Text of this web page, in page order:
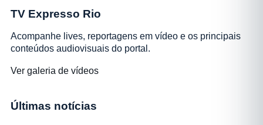
TV Expresso Rio
Acompanhe lives, reportagens em vídeo e os principais
conteúdos audiovisuais do portal.
Ver galeria de vídeos
Últimas notícias